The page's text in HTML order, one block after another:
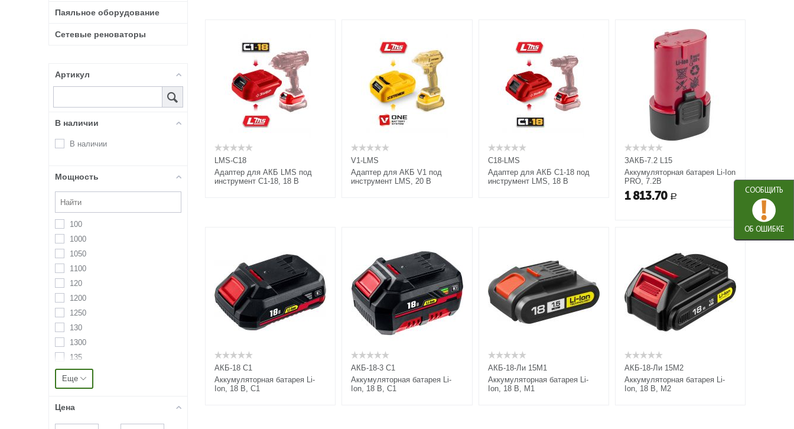
LMS-C18
Адаптер для АКБ LMS под
инструмент С1-18, 18 В
V1-LMS
Адаптер для АКБ V1 под
инструмент LMS, 20 В
C18-LMS
Адаптер для АКБ С1-18 под
инструмент LMS, 18 В
ЗАКБ-7.2 L15
Аккумуляторная батарея Li-Ion
PRO, 7.2В
1 813.70 Р
АКБ-18 С1
Аккумуляторная батарея Li-
Ion, 18 В, C1
АКБ-18-3 С1
Аккумуляторная батарея Li-
Ion, 18 В, C1
АКБ-18-Ли 15М1
Аккумуляторная батарея Li-
Ion, 18 В, M1
АКБ-18-Ли 15М2
Аккумуляторная батарея Li-
Ion, 18 В, M2
Паяльное оборудование
Сетевые реноваторы
Артикул
В наличии
В наличии
Мощность
100
1000
1050
1100
120
1200
1250
130
1300
135
1350
140
Еще
Цена
СООБЩИТЬ
ОБ ОШИБКЕ